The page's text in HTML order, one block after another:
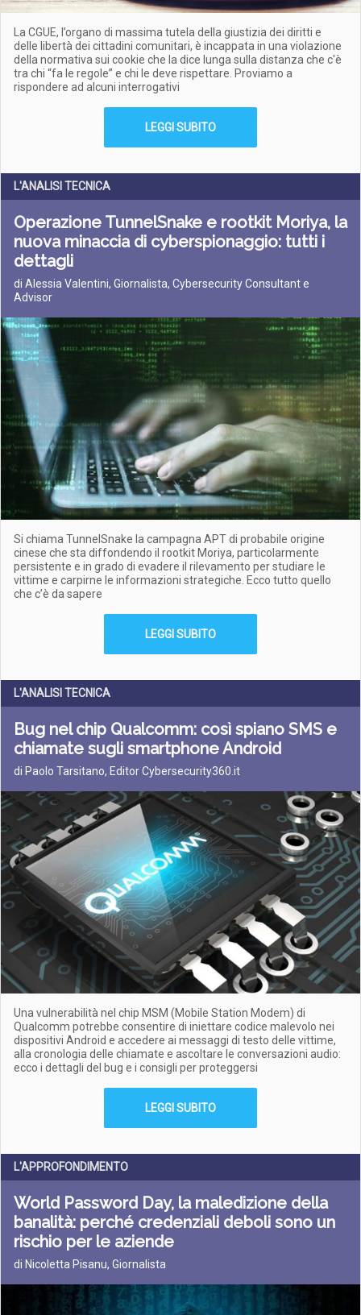
La CGUE, l’organo di massima tutela della giustizia dei diritti e
delle libertà dei cittadini comunitari, è incappata in una violazione
della normativa sui cookie che la dice lunga sulla distanza che c'è
tra chi “fa le regole” e chi le deve rispettare. Proviamo a
rispondere ad alcuni interrogativi
LEGGI SUBITO
L'ANALISI TECNICA
Operazione TunnelSnake e rootkit Moriya, la
nuova minaccia di cyberspionaggio: tutti i
dettagli
di Alessia Valentini, Giornalista, Cybersecurity Consultant e
Advisor
Si chiama TunnelSnake la campagna APT di probabile origine
cinese che sta diffondendo il rootkit Moriya, particolarmente
persistente e in grado di evadere il rilevamento per studiare le
vittime e carpirne le informazioni strategiche. Ecco tutto quello
che c’è da sapere
LEGGI SUBITO
L'ANALISI TECNICA
Bug nel chip Qualcomm: così spiano SMS e
chiamate sugli smartphone Android
di Paolo Tarsitano, Editor Cybersecurity360.it
Una vulnerabilità nel chip MSM (Mobile Station Modem) di
Qualcomm potrebbe consentire di iniettare codice malevolo nei
dispositivi Android e accedere ai messaggi di testo delle vittime,
alla cronologia delle chiamate e ascoltare le conversazioni audio:
ecco i dettagli del bug e i consigli per proteggersi
LEGGI SUBITO
L'APPROFONDIMENTO
World Password Day, la maledizione della
banalità: perché credenziali deboli sono un
rischio per le aziende
di Nicoletta Pisanu, Giornalista